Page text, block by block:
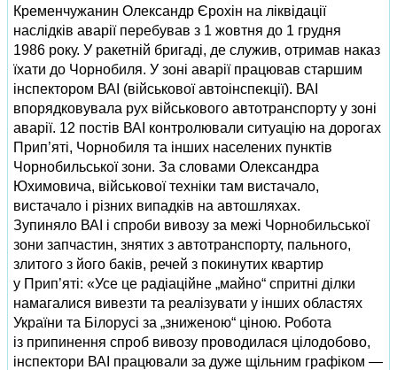
Кременчужанин Олександр Єрохін на ліквідації
наслідків аварії перебував з 1 жовтня до 1 грудня
1986 року. У ракетній бригаді, де служив, отримав наказ
їхати до Чорнобиля. У зоні аварії працював старшим
інспектором ВАІ (військової автоінспекції). ВАІ
впорядковувала рух військового автотранспорту у зоні
аварії. 12 постів ВАІ контролювали ситуацію на дорогах
Прип’яті, Чорнобиля та інших населених пунктів
Чорнобильської зони. За словами Олександра
Юхимовича, військової техніки там вистачало,
вистачало і різних випадків на автошляхах.
Зупиняло ВАІ і спроби вивозу за межі Чорнобильської
зони запчастин, знятих з автотранспорту, пального,
злитого з його баків, речей з покинутих квартир
у Прип’яті: «Усе це радіаційне „майно“ спритні ділки
намагалися вивезти та реалізувати у інших областях
України та Білорусі за „зниженою“ ціною. Робота
із припинення спроб вивозу проводилася цілодобово,
інспектори ВАІ працювали за дуже щільним графіком —